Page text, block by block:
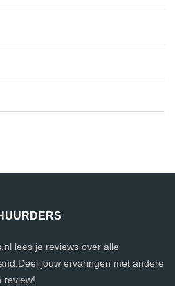
lees je reviews over alle
jouw ervaringen met andere
review!